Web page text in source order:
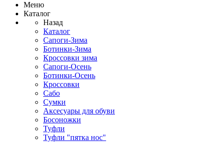
Меню
Каталог
Назад
Каталог
Сапоги-Зима
Ботинки-Зима
Кроссовки зима
Сапоги-Осень
Ботинки-Осень
Кроссовки
Сабо
Сумки
Аксесуары для обуви
Босоножки
Туфли
Туфли "пятка нос"